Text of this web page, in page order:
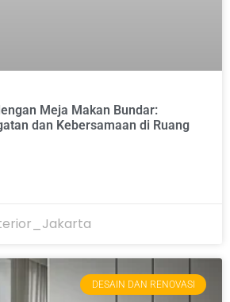
Meja Makan Bundar:
dan Kebersamaan di Ruang
DESAIN DAN RENOVASI